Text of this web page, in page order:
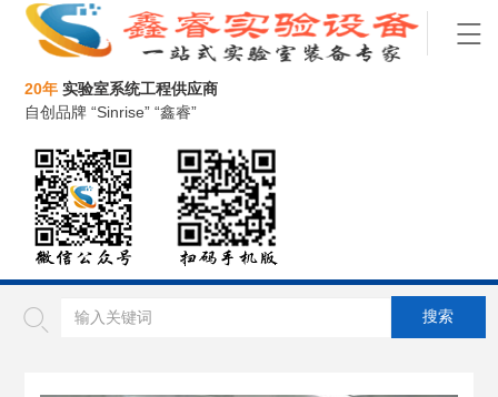
20年 实验室系统工程供应商
自创品牌 “Sinrise” “鑫睿”